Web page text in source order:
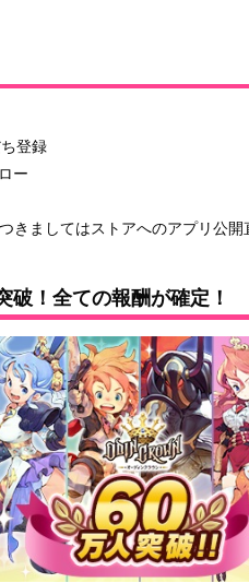
登録
ー
きましてはストアへのアプリ公開
！全ての報酬が確定！